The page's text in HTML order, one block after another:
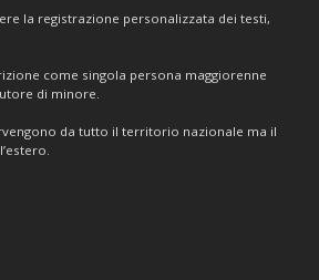
la registrazione personalizzata dei testi,
come singola persona maggiorenne
di minore.
da tutto il territorio nazionale ma il